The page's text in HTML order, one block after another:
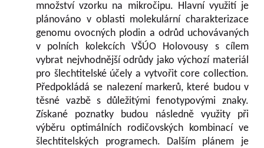
množství vzorku na mikročipu. Hlavní využití je
plánováno v oblasti molekulární charakterizace
genomu ovocných plodin a odrůd uchovávaných
v polních kolekcích VŠÚO Holovousy s cílem
vybrat nejvhodnější odrůdy jako výchozí materiál
pro šlechtitelské účely a vytvořit core collection.
Předpokládá se nalezení markerů, které budou v
těsné vazbě s důležitými fenotypovými znaky.
Získané poznatky budou následně využity při
výběru optimálních rodičovských kombinací ve
šlechtitelských programech. Dalším plánem je